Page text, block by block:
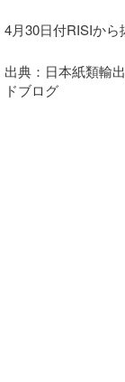
4月30日付RISIから
出典：日本紙類輸
ドブログ